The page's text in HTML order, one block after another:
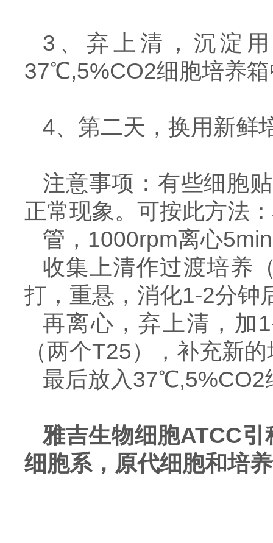
3、弃上清，沉淀
37℃,5%CO2细胞培养
4、第二天，换用新鲜
注意事项：有些细胞
正常现象。可按此方法
管，1000rpm离心
收集上清作过渡培养
打，重悬，消化1-2分钟
再离心，弃上清，加
（两个T25），补充新
最后放入37℃,5%CO2
雅吉生物细胞ATCC
细胞系，原代细胞和培